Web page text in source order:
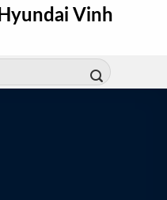
Hyundai Vinh